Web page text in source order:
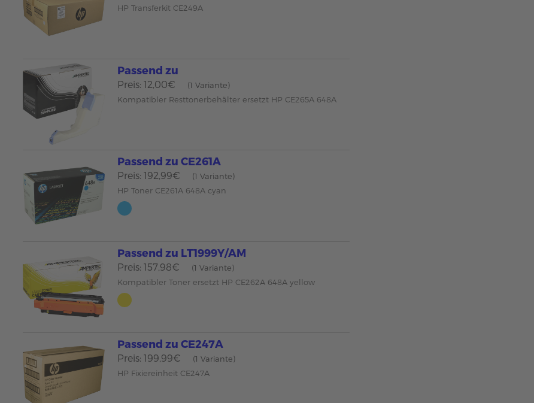
HP Transferkit CE249A
Passend zu
Preis: 12,00€
(1 Variante)
Kompatibler Resttonerbehälter ersetzt HP CE265A 648A
Passend zu CE261A
Preis: 192,99€
(1 Variante)
HP Toner CE261A 648A cyan
Passend zu LT1999Y/AM
Preis: 157,98€
(1 Variante)
Kompatibler Toner ersetzt HP CE262A 648A yellow
Passend zu CE247A
Preis: 199,99€
(1 Variante)
HP Fixiereinheit CE247A